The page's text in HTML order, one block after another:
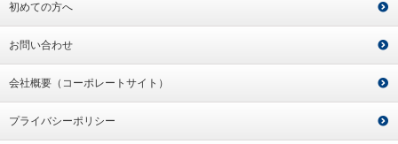
初めての方へ
お問い合わせ
会社概要（コーポレートサイト）
プライバシーポリシー